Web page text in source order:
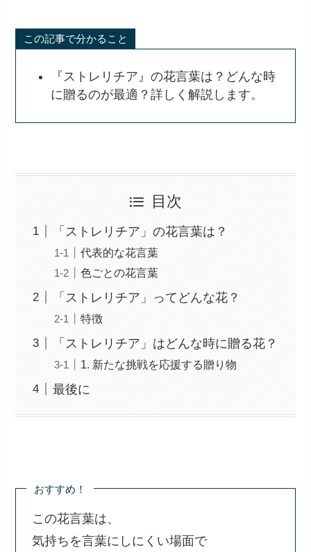
この記事で分かること
『ストレリチア』の花言葉は？どんな時
に贈るのが最適？詳しく解説します。
目次
「ストレリチア」の花言葉は？
代表的な花言葉
色ごとの花言葉
「ストレリチア」ってどんな花？
特徴
「ストレリチア」はどんな時に贈る花？
1. 新たな挑戦を応援する贈り物
最後に
おすすめ！
この花言葉は、
気持ちを言葉にしにくい場面で